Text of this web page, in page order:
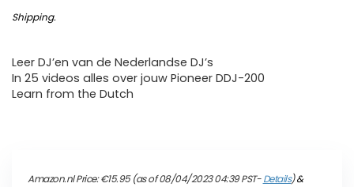
Shipping.
Leer DJ’en van de Nederlandse DJ’s
In 25 videos alles over jouw Pioneer DDJ-200
Learn from the Dutch
Amazon.nl Price:€15.95(as of 08/04/2023 04:39 PST-Details)&